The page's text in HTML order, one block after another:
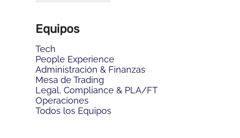
Equipos
Tech
People Experience
Administración & Finanzas
Mesa de Trading
Legal, Compliance & PLA/FT
Operaciones
Todos los Equipos